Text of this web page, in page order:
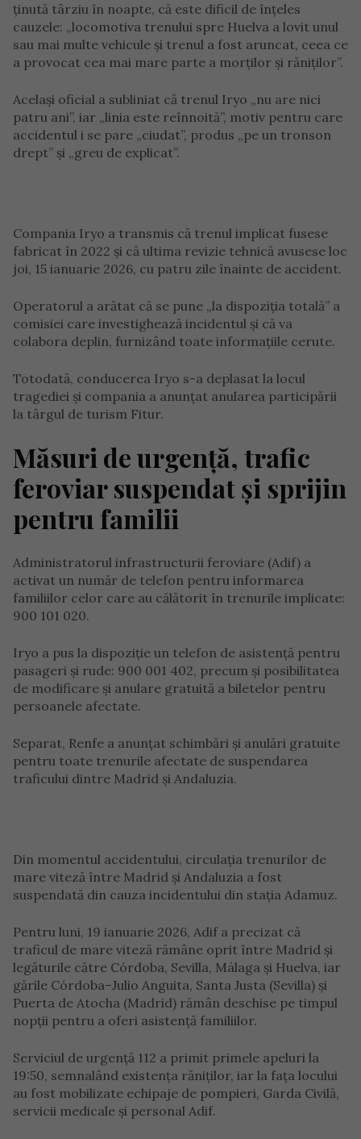
ținută târziu în noapte, că este dificil de înțeles
cauzele: „locomotiva trenului spre Huelva a lovit unul
sau mai multe vehicule și trenul a fost aruncat, ceea ce
a provocat cea mai mare parte a morților și răniților”.
Același oficial a subliniat că trenul Iryo „nu are nici
patru ani”, iar „linia este reînnoită”, motiv pentru care
accidentul i se pare „ciudat”, produs „pe un tronson
drept” și „greu de explicat”.
Compania Iryo a transmis că trenul implicat fusese
fabricat în 2022 și că ultima revizie tehnică avusese loc
joi, 15 ianuarie 2026, cu patru zile înainte de accident.
Operatorul a arătat că se pune „la dispoziția totală” a
comisiei care investighează incidentul și că va
colabora deplin, furnizând toate informațiile cerute.
Totodată, conducerea Iryo s-a deplasat la locul
tragediei și compania a anunțat anularea participării
la târgul de turism Fitur.
Măsuri de urgență, trafic
feroviar suspendat și sprijin
pentru familii
Administratorul infrastructurii feroviare (Adif) a
activat un număr de telefon pentru informarea
familiilor celor care au călătorit în trenurile implicate:
900 101 020.
Iryo a pus la dispoziție un telefon de asistență pentru
pasageri și rude: 900 001 402, precum și posibilitatea
de modificare și anulare gratuită a biletelor pentru
persoanele afectate.
Separat, Renfe a anunțat schimbări și anulări gratuite
pentru toate trenurile afectate de suspendarea
traficului dintre Madrid și Andaluzia.
Din momentul accidentului, circulația trenurilor de
mare viteză între Madrid și Andaluzia a fost
suspendată din cauza incidentului din stația Adamuz.
Pentru luni, 19 ianuarie 2026, Adif a precizat că
traficul de mare viteză rămâne oprit între Madrid și
legăturile către Córdoba, Sevilla, Málaga și Huelva, iar
gările Córdoba–Julio Anguita, Santa Justa (Sevilla) și
Puerta de Atocha (Madrid) rămân deschise pe timpul
nopții pentru a oferi asistență familiilor.
Serviciul de urgență 112 a primit primele apeluri la
19:50, semnalând existența răniților, iar la fața locului
au fost mobilizate echipaje de pompieri, Garda Civilă,
servicii medicale și personal Adif.